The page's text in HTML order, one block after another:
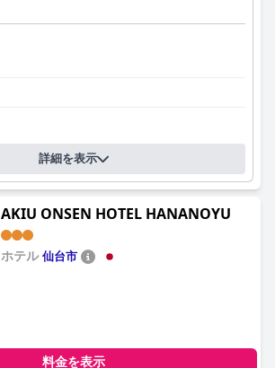
詳細を表示
AKIU ONSEN HOTEL HANANOYU
ホテル仙台市
料金を表示